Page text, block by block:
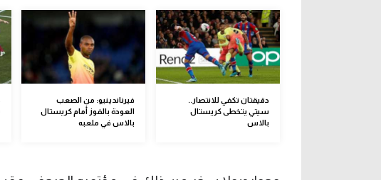
دقيقتان تكفي للانتصار..
سيتي يتخطى كريستال
بالاس
فيرناندينيو: من الصعب
العودة بالفوز أمام كريستال
بالاس في ملعبه